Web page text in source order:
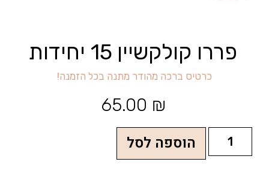
פררו קולקשיין 15 יחידות
כרטיס ברכה מהודר מתנה בכל הזמנה!
65.00 ₪
הוספה לסל